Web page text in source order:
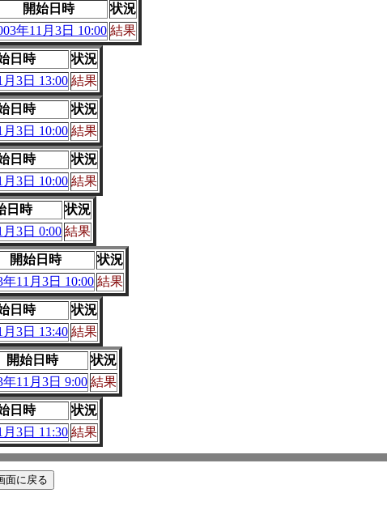
開始日時
状況
年11月3日 10:00 結果
日時
状況
月3日 13:00 結果
日時
状況
月3日 10:00 結果
日時
状況
月3日 10:00 結果
日時
状況
月3日 0:00 結果
開始日時
状況
年11月3日 10:00 結果
日時
状況
月3日 13:40 結果
開始日時
状況
年11月3日 9:00 結果
日時
状況
月3日 11:30 結果